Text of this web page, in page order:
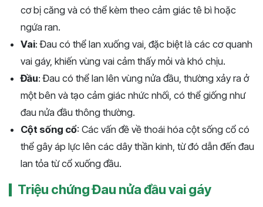
cơ bị căng và có thể kèm theo cảm giác tê bì hoặc
ngứa ran.
Vai: Đau có thể lan xuống vai, đặc biệt là các cơ quanh
vai gáy, khiến vùng vai cảm thấy mỏi và khó chịu.
Đầu: Đau có thể lan lên vùng nửa đầu, thường xảy ra ở
một bên và tạo cảm giác nhức nhối, có thể giống như
đau nửa đầu thông thường.
Cột sống cổ: Các vấn đề về thoái hóa cột sống cổ có
thể gây áp lực lên các dây thần kinh, từ đó dẫn đến đau
lan tỏa từ cổ xuống đầu.
Triệu chứng Đau nửa đầu vai gáy